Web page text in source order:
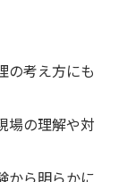
の考え方にも
場の理解や対
から明らかに